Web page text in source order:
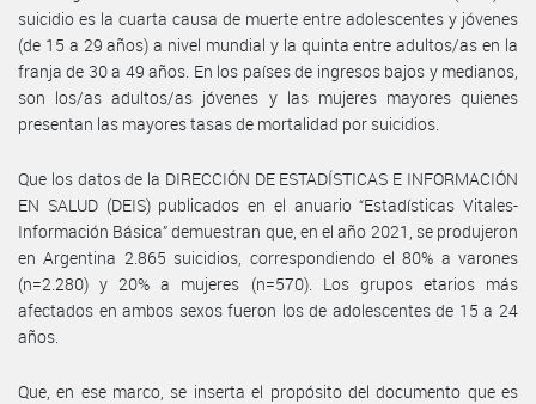
suicidio es la cuarta causa de muerte entre adolescentes y jóvenes
(de 15 a 29 años) a nivel mundial y la quinta entre adultos/as en la
franja de 30 a 49 años. En los países de ingresos bajos y medianos,
son los/as adultos/as jóvenes y las mujeres mayores quienes
presentan las mayores tasas de mortalidad por suicidios.
Que los datos de la DIRECCIÓN DE ESTADÍSTICAS E INFORMACIÓN
EN SALUD (DEIS) publicados en el anuario “Estadísticas Vitales-
Información Básica” demuestran que, en el año 2021, se produjeron
en Argentina 2.865 suicidios, correspondiendo el 80% a varones
(n=2.280) y 20% a mujeres (n=570). Los grupos etarios más
afectados en ambos sexos fueron los de adolescentes de 15 a 24
años.
Que, en ese marco, se inserta el propósito del documento que es